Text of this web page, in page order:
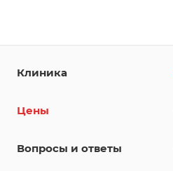
Клиника
Цены
Вопросы и ответы